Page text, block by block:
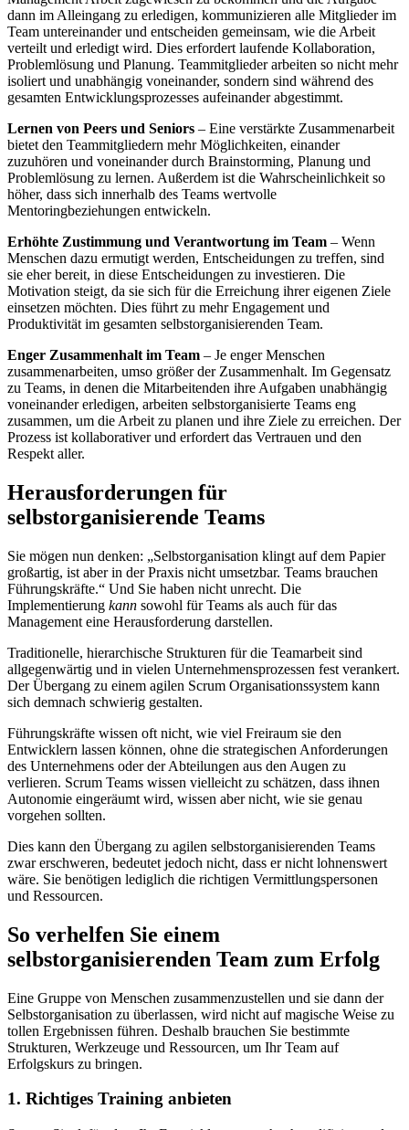
dann im Alleingang zu erledigen, kommunizieren alle Mitglieder im
Team untereinander und entscheiden gemeinsam, wie die Arbeit
verteilt und erledigt wird. Dies erfordert laufende Kollaboration,
Problemlösung und Planung. Teammitglieder arbeiten so nicht mehr
isoliert und unabhängig voneinander, sondern sind während des
gesamten Entwicklungsprozesses aufeinander abgestimmt.
Lernen von Peers und Seniors – Eine verstärkte Zusammenarbeit
bietet den Teammitgliedern mehr Möglichkeiten, einander
zuzuhören und voneinander durch Brainstorming, Planung und
Problemlösung zu lernen. Außerdem ist die Wahrscheinlichkeit so
höher, dass sich innerhalb des Teams wertvolle
Mentoringbeziehungen entwickeln.
Erhöhte Zustimmung und Verantwortung im Team – Wenn
Menschen dazu ermutigt werden, Entscheidungen zu treffen, sind
sie eher bereit, in diese Entscheidungen zu investieren. Die
Motivation steigt, da sie sich für die Erreichung ihrer eigenen Ziele
einsetzen möchten. Dies führt zu mehr Engagement und
Produktivität im gesamten selbstorganisierenden Team.
Enger Zusammenhalt im Team – Je enger Menschen
zusammenarbeiten, umso größer der Zusammenhalt. Im Gegensatz
zu Teams, in denen die Mitarbeitenden ihre Aufgaben unabhängig
voneinander erledigen, arbeiten selbstorganisierte Teams eng
zusammen, um die Arbeit zu planen und ihre Ziele zu erreichen. Der
Prozess ist kollaborativer und erfordert das Vertrauen und den
Respekt aller.
Herausforderungen für
selbstorganisierende Teams
Sie mögen nun denken: „Selbstorganisation klingt auf dem Papier
großartig, ist aber in der Praxis nicht umsetzbar. Teams brauchen
Führungskräfte.“ Und Sie haben nicht unrecht. Die
Implementierung kann sowohl für Teams als auch für das
Management eine Herausforderung darstellen.
Traditionelle, hierarchische Strukturen für die Teamarbeit sind
allgegenwärtig und in vielen Unternehmensprozessen fest verankert.
Der Übergang zu einem agilen Scrum Organisationssystem kann
sich demnach schwierig gestalten.
Führungskräfte wissen oft nicht, wie viel Freiraum sie den
Entwicklern lassen können, ohne die strategischen Anforderungen
des Unternehmens oder der Abteilungen aus den Augen zu
verlieren. Scrum Teams wissen vielleicht zu schätzen, dass ihnen
Autonomie eingeräumt wird, wissen aber nicht, wie sie genau
vorgehen sollten.
Dies kann den Übergang zu agilen selbstorganisierenden Teams
zwar erschweren, bedeutet jedoch nicht, dass er nicht lohnenswert
wäre. Sie benötigen lediglich die richtigen Vermittlungspersonen
und Ressourcen.
So verhelfen Sie einem
selbstorganisierenden Team zum Erfolg
Eine Gruppe von Menschen zusammenzustellen und sie dann der
Selbstorganisation zu überlassen, wird nicht auf magische Weise zu
tollen Ergebnissen führen. Deshalb brauchen Sie bestimmte
Strukturen, Werkzeuge und Ressourcen, um Ihr Team auf
Erfolgskurs zu bringen.
1. Richtiges Training anbieten